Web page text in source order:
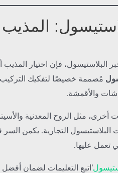
البلاستيسول، فإن اختيار المذيب
مُصممة خصيصًا لتفكيك التركيب
والأقمشة.
أخرى، مثل الروح المعدنية
البلاستيسول التجارية. يكمن السر
تعمل عليها.
’اتبع التعليمات لضمان أفضل